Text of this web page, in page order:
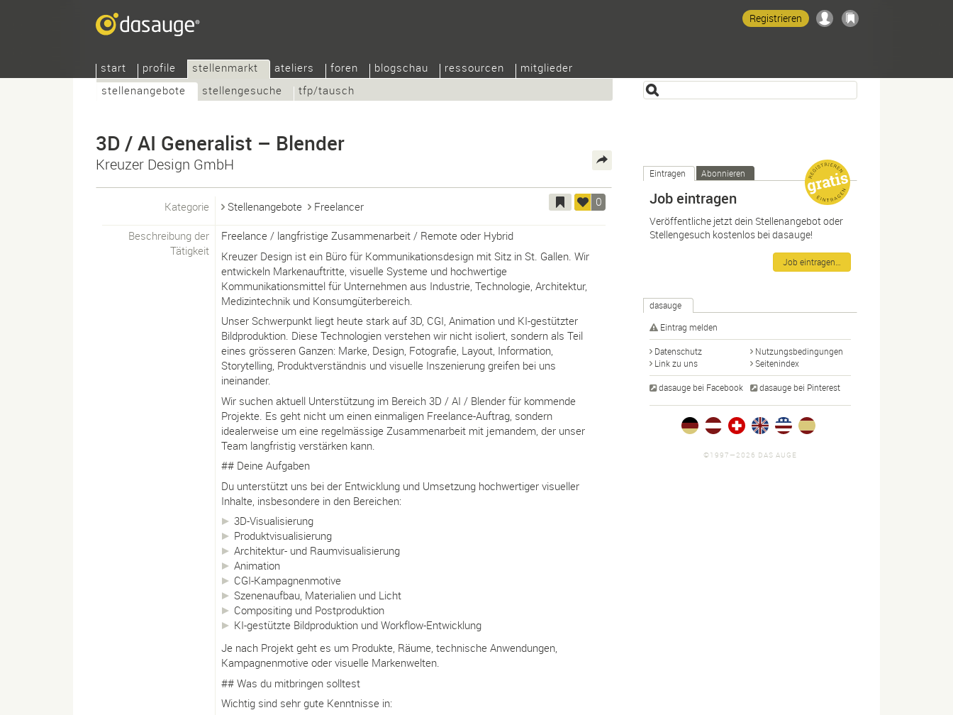
start profile
stellenmarkt
stellenangebote
stellengesuche tfp/tausch
ateliers foren blogschau ressourcen mitglieder
Registrieren
3D / AI Generalist – Blender
Kreuzer Design GmbH
Kategorie 0
Stellenangebote Freelancer
Beschreibung der
Tätigkeit
Freelance / langfristige Zusammenarbeit / Remote oder Hybrid
Kreuzer Design ist ein Büro für Kommunikationsdesign mit Sitz in St. Gallen. Wir
entwickeln Markenauftritte, visuelle Systeme und hochwertige
Kommunikationsmittel für Unternehmen aus Industrie, Technologie, Architektur,
Medizintechnik und Konsumgüterbereich.
Unser Schwerpunkt liegt heute stark auf 3D, CGI, Animation und KI-gestützter
Bildproduktion. Diese Technologien verstehen wir nicht isoliert, sondern als Teil
eines grösseren Ganzen: Marke, Design, Fotografie, Layout, Information,
Storytelling, Produktverständnis und visuelle Inszenierung greifen bei uns
ineinander.
Wir suchen aktuell Unterstützung im Bereich 3D / AI / Blender für kommende
Projekte. Es geht nicht um einen einmaligen Freelance-Auftrag, sondern
idealerweise um eine regelmässige Zusammenarbeit mit jemandem, der unser
Team langfristig verstärken kann.
## Deine Aufgaben
Du unterstützt uns bei der Entwicklung und Umsetzung hochwertiger visueller
Inhalte, insbesondere in den Bereichen:
3D-Visualisierung
Produktvisualisierung
Architektur- und Raumvisualisierung
Animation
CGI-Kampagnenmotive
Szenenaufbau, Materialien und Licht
Compositing und Postproduktion
KI-gestützte Bildproduktion und Workflow-Entwicklung
Je nach Projekt geht es um Produkte, Räume, technische Anwendungen,
Kampagnenmotive oder visuelle Markenwelten.
## Was du mitbringen solltest
Wichtig sind sehr gute Kenntnisse in:
Eintragen Abonnieren
Job eintragen
Veröffentliche jetzt dein Stellenangebot oder
Stellengesuch kostenlos bei dasauge!
Job eintragen…
dasauge
Eintrag melden
Datenschutz
Nutzungsbedingungen
Link zu uns
Seitenindex
dasauge bei Facebook dasauge bei Pinterest
©1997—2026 DAS AUGE